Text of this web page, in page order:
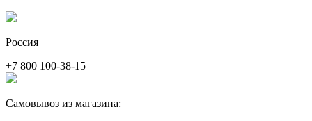
Россия
+7 800 100-38-15
Самовывоз из магазина: